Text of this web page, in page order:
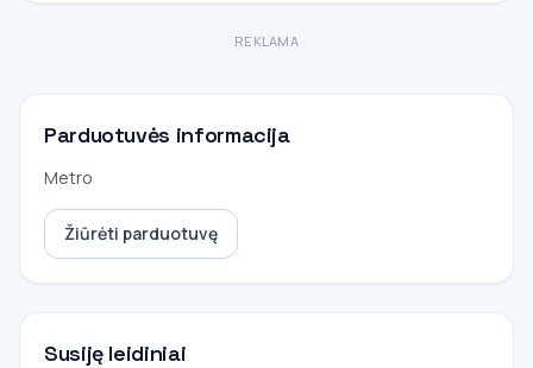
REKLAMA
Parduotuvės informacija
Metro
Žiūrėti parduotuvę
Susiję leidiniai